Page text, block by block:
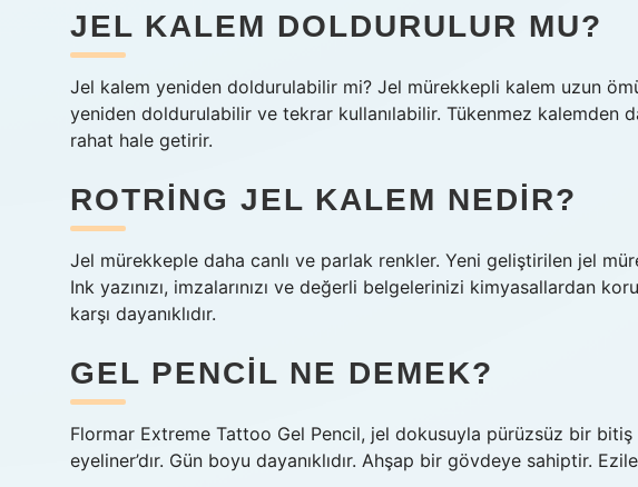
JEL KALEM DOLDURULUR MU?
Jel kalem yeniden doldurulabilir mi? Jel mürekkepli kalem uzun
yeniden doldurulabilir ve tekrar kullanılabilir. Tükenmez kalemden
rahat hale getirir.
ROTRING JEL KALEM NEDIR?
Jel mürekkeple daha canlı ve parlak renkler. Yeni geliştirilen jel
Ink yazınızı, imzalarınızı ve değerli belgelerinizi kimyasallardan
karşı dayanıklıdır.
GEL PENCIL NE DEMEK?
Flormar Extreme Tattoo Gel Pencil, jel dokusuyla pürüzsüz bir bitiş
eyeliner’dır. Gün boyu dayanıklıdır. Ahşap bir gövdeye sahiptir.